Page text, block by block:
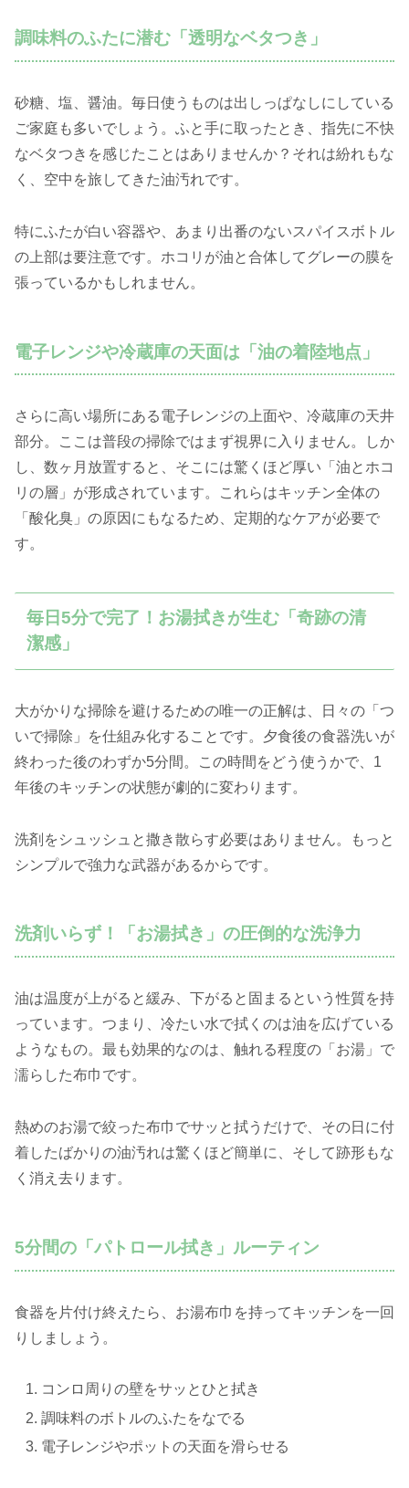
調味料のふたに潜む「透明なベタつき」
砂糖、塩、醤油。毎日使うものは出しっぱなしにしている
ご家庭も多いでしょう。ふと手に取ったとき、指先に不快
なベタつきを感じたことはありませんか？それは紛れもな
く、空中を旅してきた油汚れです。
特にふたが白い容器や、あまり出番のないスパイスボトル
の上部は要注意です。ホコリが油と合体してグレーの膜を
張っているかもしれません。
電子レンジや冷蔵庫の天面は「油の着陸地点」
さらに高い場所にある電子レンジの上面や、冷蔵庫の天井
部分。ここは普段の掃除ではまず視界に入りません。しか
し、数ヶ月放置すると、そこには驚くほど厚い「油とホコ
リの層」が形成されています。これらはキッチン全体の
「酸化臭」の原因にもなるため、定期的なケアが必要で
す。
毎日5分で完了！お湯拭きが生む「奇跡の清
潔感」
大がかりな掃除を避けるための唯一の正解は、日々の「つ
いで掃除」を仕組み化することです。夕食後の食器洗いが
終わった後のわずか5分間。この時間をどう使うかで、1
年後のキッチンの状態が劇的に変わります。
洗剤をシュッシュと撒き散らす必要はありません。もっと
シンプルで強力な武器があるからです。
洗剤いらず！「お湯拭き」の圧倒的な洗浄力
油は温度が上がると緩み、下がると固まるという性質を持
っています。つまり、冷たい水で拭くのは油を広げている
ようなもの。最も効果的なのは、触れる程度の「お湯」で
濡らした布巾です。
熱めのお湯で絞った布巾でサッと拭うだけで、その日に付
着したばかりの油汚れは驚くほど簡単に、そして跡形もな
く消え去ります。
5分間の「パトロール拭き」ルーティン
食器を片付け終えたら、お湯布巾を持ってキッチンを一回
りしましょう。
コンロ周りの壁をサッとひと拭き
調味料のボトルのふたをなでる
電子レンジやポットの天面を滑らせる